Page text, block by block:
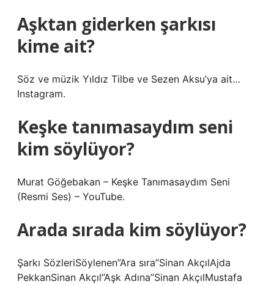
Aşktan giderken şarkısı
kime ait?
Söz ve müzik Yıldız Tilbe ve Sezen Aksu’ya ait…
Instagram.
Keşke tanımasaydım seni
kim söylüyor?
Murat Göğebakan – Keşke Tanımasaydım Seni
(Resmi Ses) – YouTube.
Arada sırada kim söylüyor?
Şarkı SözleriSöylenen”Ara sıra”Sinan AkçılAjda
PekkanSinan Akçıl”Aşk Adına”Sinan AkçılMustafa